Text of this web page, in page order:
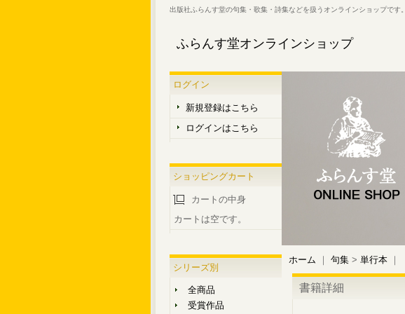
出版社ふらんす堂の句集・歌集・詩集などを扱うオンラインショップです。
ふらんす堂オンラインショップ
ログイン
新規登録はこちら
ログインはこちら
ショッピングカート
カートの中身
カートは空です。
シリーズ別
全商品
受賞作品
ホーム ｜ 句集 > 単行本 ｜
書籍詳細